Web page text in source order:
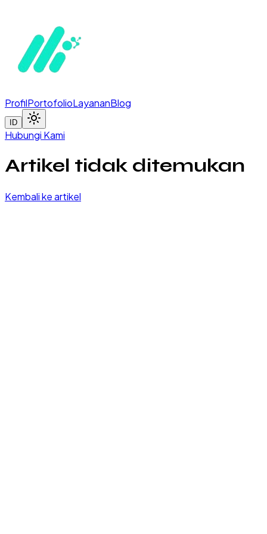
ProfilPortofolioLayananBlog
ID
Hubungi Kami
Artikel tidak ditemukan
Kembali ke artikel